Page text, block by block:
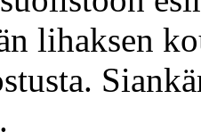
lihaksen